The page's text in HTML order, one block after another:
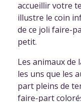
accueillir votre
illustre le coin
de ce joli faire-
petit.
Les animaux
les uns que les
part pleins de
faire-part